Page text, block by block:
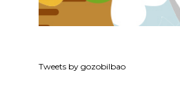
Tweets by gozobilbao